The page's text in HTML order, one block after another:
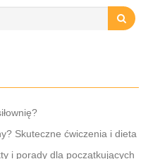
Skuteczne ćwiczenia i dieta
i porady dla początkujących